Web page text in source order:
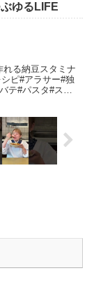
ぶゆるLIFE
れる納豆スタミナ
ピ#アラサー#独
テ#パスタ#スタ